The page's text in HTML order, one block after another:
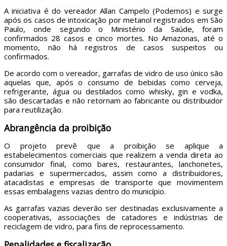
A iniciativa é do vereador Allan Campelo (Podemos) e surge
após os casos de intoxicação por metanol registrados em São
Paulo, onde segundo o Ministério da Saúde, foram
confirmados 28 casos e cinco mortes. No Amazonas, até o
momento, não há registros de casos suspeitos ou
confirmados.
De acordo com o vereador, garrafas de vidro de uso único são
aquelas que, após o consumo de bebidas como cerveja,
refrigerante, água ou destilados como whisky, gin e vodka,
são descartadas e não retornam ao fabricante ou distribuidor
para reutilização.
Abrangência da proibição
O projeto prevê que a proibição se aplique a
estabelecimentos comerciais que realizem a venda direta ao
consumidor final, como bares, restaurantes, lanchonetes,
padarias e supermercados, assim como a distribuidores,
atacadistas e empresas de transporte que movimentem
essas embalagens vazias dentro do município.
As garrafas vazias deverão ser destinadas exclusivamente a
cooperativas, associações de catadores e indústrias de
reciclagem de vidro, para fins de reprocessamento.